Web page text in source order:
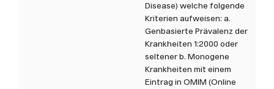
Disease) welche folgende
Kriterien aufweisen: a.
Genbasierte Prävalenz der
Krankheiten 1:2000 oder
seltener b. Monogene
Krankheiten mit einem
Eintrag in OMIM (Online